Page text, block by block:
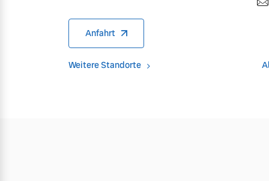
Anfahrt
Weitere Standorte